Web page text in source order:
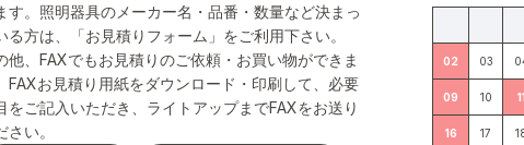
す。照明器具のメーカー名・品番・数量など決まっ
る方は、「お見積りフォーム」をご利用下さい。
他、FAXでもお見積りのご依頼・お買い物ができま
FAXお見積り用紙をダウンロード・印刷して、必要
をご記入いただき、ライトアップまでFAXをお送り
さい。
02 03
09 10 11
16 17